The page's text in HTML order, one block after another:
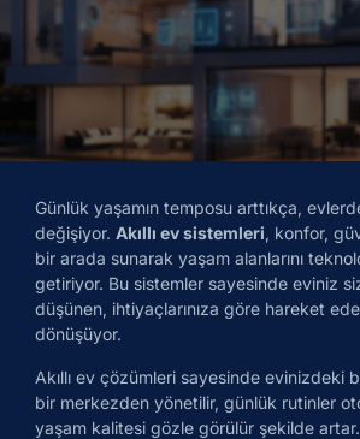
Günlük yaşamın temposu arttıkça,
değişiyor. Akıllı ev sistemleri, konfor,
bir arada sunarak yaşam alanlarını
getiriyor. Bu sistemler sayesinde eviniz
düşünen, ihtiyaçlarınıza göre hareket
dönüşüyor.
Akıllı ev çözümleri sayesinde evinizdeki
bir merkezden yönetilir, günlük rutinler
yaşam kalitesi gözle görülür şekilde artar.